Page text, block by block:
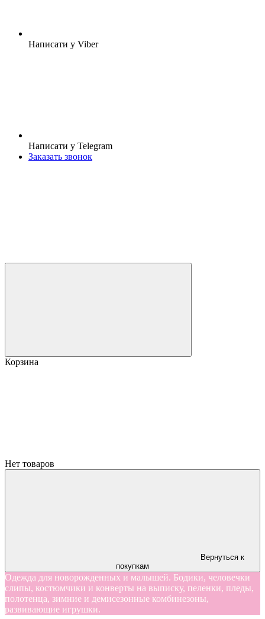
Написати у Viber
Написати у Telegram
Заказать звонок
Корзина
Нет товаров
Вернуться к
покупкам
Одежда для новорожденных и малышей. Бодики, человечки
слипы, костюмчики и конверты на выписку, пеленки, пледы,
полотенца, зимние и демисезонные комбинезоны,
развивающие игрушки.